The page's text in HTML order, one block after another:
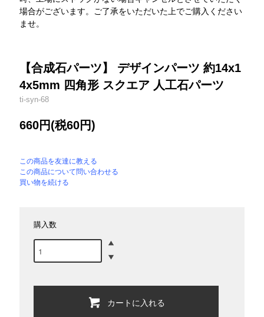
場合がございます。ご了承をいただいた上でご購入ください
ませ。
【合成石パーツ】 デザインパーツ 約14x1
4x5mm 四角形 スクエア 人工石パーツ
ti-syn-68
660円(税60円)
この商品を友達に教える
この商品について問い合わせる
買い物を続ける
購入数
カートに入れる